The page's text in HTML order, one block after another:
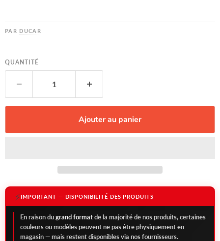
PAR DUCAR
QUANTITÉ
Ajouter au panier
⚡IMPORTANT — DISPONIBILITÉ DES PRODUITS
En raison dugrand formatde la majorité de nos produits, certaines
couleurs ou modèles peuvent ne pas être physiquement en
magasin — mais restent disponibles via nos fournisseurs.